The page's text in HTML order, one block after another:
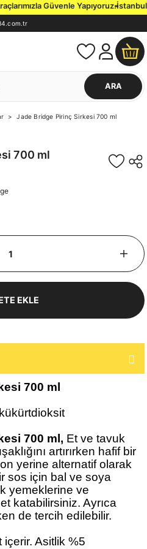
Güvenle Yapıyoruz.İstanbul
ARA
Jade Bridge Pirinç Sirkesi 700 ml
700 ml
EKLE
700 ml
700 ml, Et ve tavuk
artırırken hafif bir
yerine alternatif olarak
sos için bal ve soya
yemeklerine ve
katabilirsiniz. Ayrıca
de tercih edilebilir.
içerir. Asitlik %5